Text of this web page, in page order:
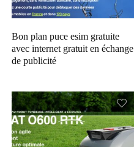
Bon plan puce esim gratuite
avec internet gratuit en échange
de publicité